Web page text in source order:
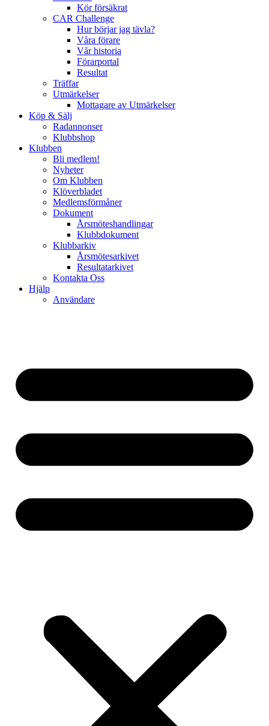
Kör försäkrat
CAR Challenge
Hur börjar jag tävla?
Våra förare
Vår historia
Förarportal
Resultat
Träffar
Utmärkelser
Mottagare av Utmärkelser
Köp & Sälj
Radannonser
Klubbshop
Klubben
Bli medlem!
Nyheter
Om Klubben
Klöverbladet
Medlemsförmåner
Dokument
Årsmöteshandlingar
Klubbdokument
Klubbarkiv
Årsmötesarkivet
Resultatarkivet
Kontakta Oss
Hjälp
Användare